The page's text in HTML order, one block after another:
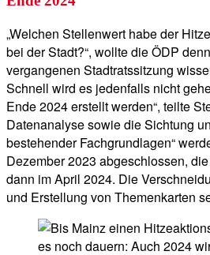
„Welchen Stellenwert habe der
bei der Stadt?“, wollte die ÖDP
vergangenen Stadtratssitzung
Schnell wird es jedenfalls nicht
Ende 2024 erstellt werden“, teilte
Datenanalyse sowie die Sichtung
bestehender Fachgrundlagen“
Dezember 2023 abgeschlossen,
dann im April 2024. Die
und Erstellung von Themenkarten